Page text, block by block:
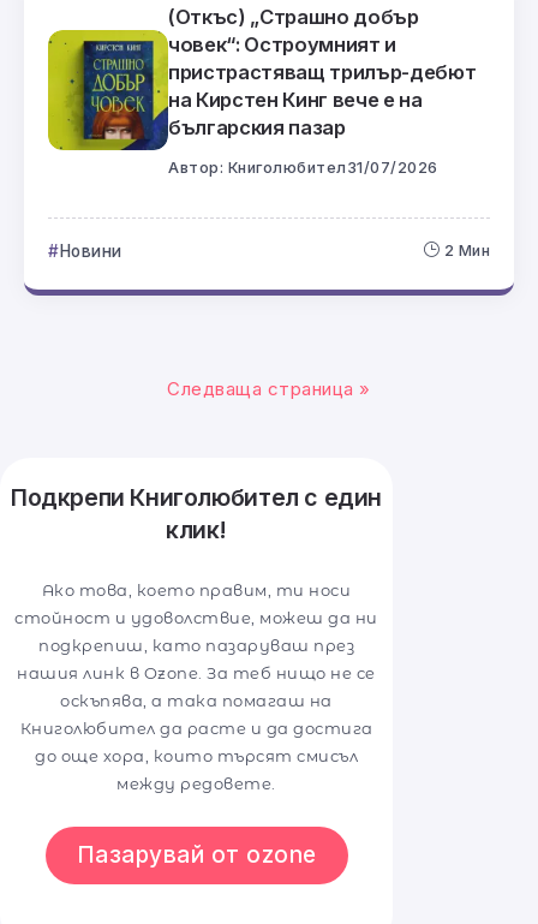
(Откъс) „Страшно добър
човек“: Остроумният и
пристрастяващ трилър-дебют
на Кирстен Кинг вече е на
българския пазар
Автор: Книголюбител 31/07/2026
Новини 2 Мин
Следваща страница »
Подкрепи Книголюбител с един
клик!
Ако това, което правим, ти носи
стойност и удоволствие, можеш да ни
подкрепиш, като пазаруваш през
нашия линк в Ozone. За теб нищо не се
оскъпява, а така помагаш на
Книголюбител да расте и да достига
до още хора, които търсят смисъл
между редовете.
Пазарувай от ozone